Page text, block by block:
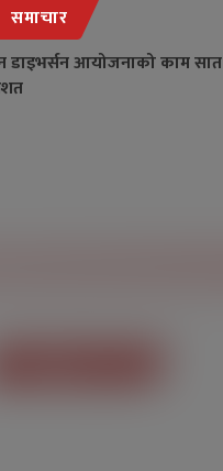
समाचार
डाइभर्सन आयोजनाको काम सात